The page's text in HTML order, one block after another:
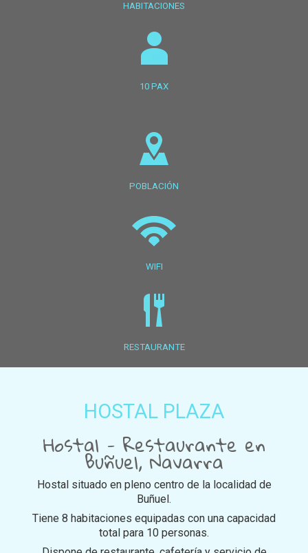
HABITACIONES
10 PAX
POBLACIÓN
WIFI
RESTAURANTE
HOSTAL PLAZA
Hostal - Restaurante en
Buñuel, Navarra
Hostal situado en pleno centro de la localidad de
Buñuel.
Tiene 8 habitaciones equipadas con una capacidad
total para 10 personas.